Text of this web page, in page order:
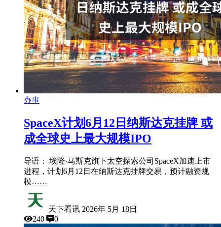
办事
SpaceX计划6月12日纳斯达克挂牌 或
成全球史上最大规模IPO
导语： 埃隆·马斯克旗下太空探索公司SpaceX加速上市
进程，计划6月12日在纳斯达克挂牌交易，预计融资规
模……
天下看讯 2026年 5月 18日
240
0